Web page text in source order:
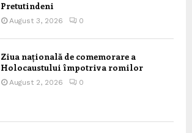
Pretutindeni
August 3, 2026 0
Ziua națională de comemorare a
Holocaustului împotriva romilor
August 2, 2026 0